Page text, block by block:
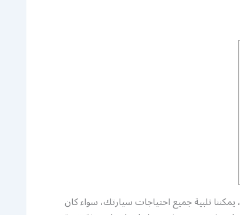
تلبية جميع احتياجات سيارتك، سواء كان